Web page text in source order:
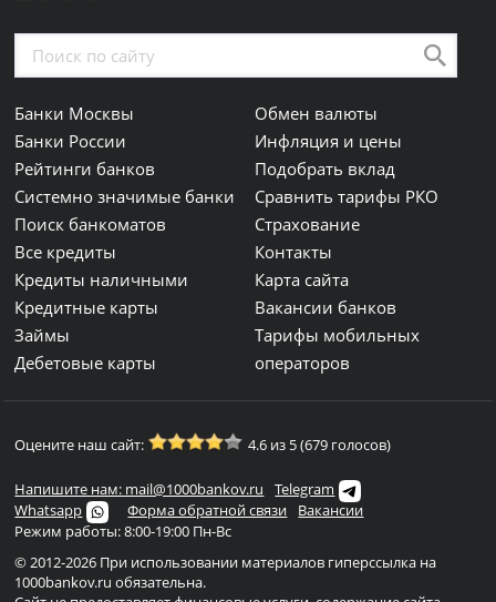
Банки Москвы
Банки России
Рейтинги банков
Системно значимые банки
Поиск банкоматов
Все кредиты
Кредиты наличными
Кредитные карты
Займы
Дебетовые карты
Обмен валюты
Инфляция и цены
Подобрать вклад
Сравнить тарифы РКО
Страхование
Контакты
Карта сайта
Вакансии банков
Тарифы мобильных
операторов
Оцените наш сайт: 4.6 из 5 (679 голосов)
Напишите нам: mail@1000bankov.ru
Telegram
Whatsapp
Форма обратной связи
Вакансии
Режим работы: 8:00-19:00 Пн-Вс
© 2012-2026 При использовании материалов гиперссылка на
1000bankov.ru обязательна.